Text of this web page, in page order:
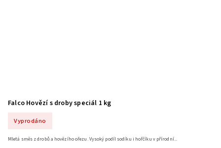
Falco Hovězí s droby speciál 1 kg
Vyprodáno
Mletá směs z drobů a hovězího ořezu. Vysoký podíl sodíku i hořčíku v přírodní...